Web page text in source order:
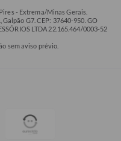
- Extrema/Minas Gerais.
G7. CEP: 37640-950. GO
LTDA 22.165.464/0003-52
sem aviso prévio.